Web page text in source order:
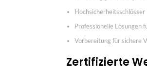
Hochsicherheitsschlösser
Professionelle Lösungen
Vorbereitung für sichere
Zertifizierte